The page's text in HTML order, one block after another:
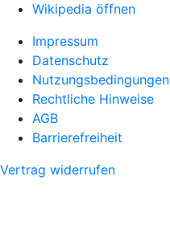
Wikipedia öffnen
Impressum
Datenschutz
Nutzungsbedingungen
Rechtliche Hinweise
AGB
Barrierefreiheit
Vertrag widerrufen